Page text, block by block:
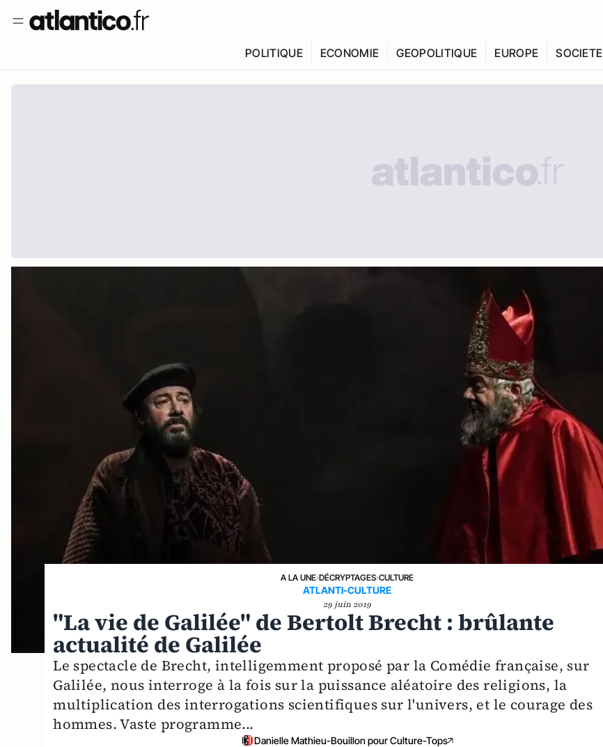
POLITIQUE ECONOMIE GEOPOLITIQUE EUROPE SOCIETE
A LA UNE›DÉCRYPTAGES›CULTURE
ATLANTI-CULTURE
29 juin 2019
"La vie de Galilée" de Bertolt Brecht : brûlante
actualité de Galilée
Le spectacle de Brecht, intelligemment proposé par la Comédie française, sur
Galilée, nous interroge à la fois sur la puissance aléatoire des religions, la
multiplication des interrogations scientifiques sur l'univers, et le courage des
hommes. Vaste programme...
Danielle Mathieu-Bouillon pour Culture-Tops